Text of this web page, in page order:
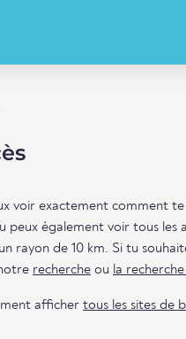
voir exactement comment
peux également voir tous les
rayon de 10 km. Si tu
recherche ou la
afficher tous les sites de